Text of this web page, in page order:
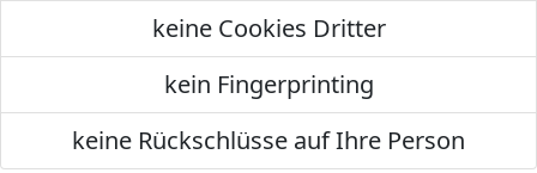
keine Cookies Dritter
kein Fingerprinting
keine Rückschlüsse auf Ihre Person